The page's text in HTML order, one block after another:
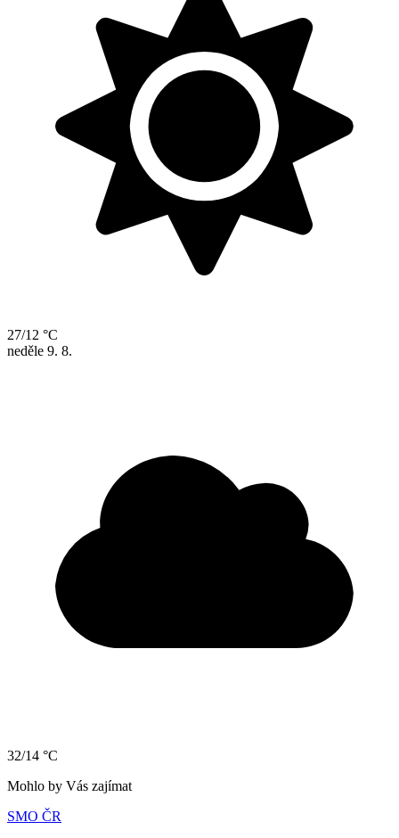
27/12 °C
neděle 9. 8.
32/14 °C
Mohlo by Vás zajímat
SMO ČR